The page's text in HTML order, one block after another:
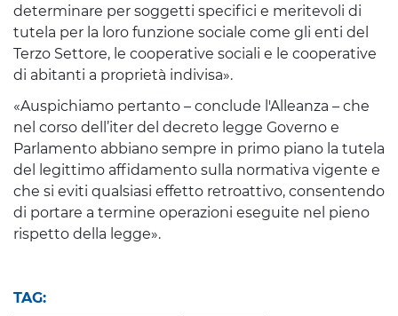
determinare per soggetti specifici e meritevoli di
tutela per la loro funzione sociale come gli enti del
Terzo Settore, le cooperative sociali e le cooperative
di abitanti a proprietà indivisa».
«Auspichiamo pertanto – conclude l'Alleanza – che
nel corso dell’iter del decreto legge Governo e
Parlamento abbiano sempre in primo piano la tutela
del legittimo affidamento sulla normativa vigente e
che si eviti qualsiasi effetto retroattivo, consentendo
di portare a termine operazioni eseguite nel pieno
rispetto della legge».
TAG: